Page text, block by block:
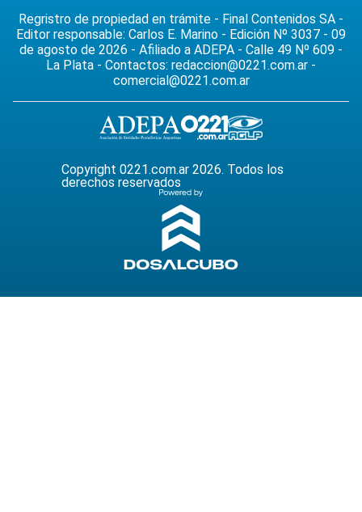
Regristro de propiedad en trámite - Final Contenidos SA -
Editor responsable: Carlos E. Marino - Edición Nº 3037 - 09
de agosto de 2026 - Afiliado a ADEPA - Calle 49 Nº 609 -
La Plata - Contactos: redaccion@0221.com.ar -
comercial@0221.com.ar
Copyright 0221.com.ar 2026. Todos los
derechos reservados